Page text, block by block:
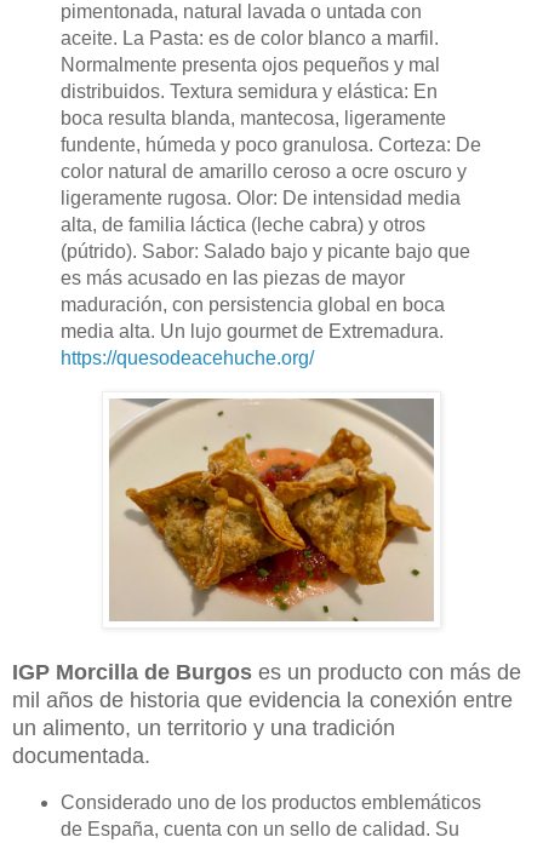
pimentonada, natural lavada o untada con
aceite. La Pasta: es de color blanco a marfil.
Normalmente presenta ojos pequeños y mal
distribuidos. Textura semidura y elástica: En
boca resulta blanda, mantecosa, ligeramente
fundente, húmeda y poco granulosa. Corteza: De
color natural de amarillo ceroso a ocre oscuro y
ligeramente rugosa. Olor: De intensidad media
alta, de familia láctica (leche cabra) y otros
(pútrido). Sabor: Salado bajo y picante bajo que
es más acusado en las piezas de mayor
maduración, con persistencia global en boca
media alta. Un lujo gourmet de Extremadura.
https://quesodeacehuche.org/
IGP Morcilla de Burgos es un producto con más de
mil años de historia que evidencia la conexión entre
un alimento, un territorio y una tradición
documentada.
Considerado uno de los productos emblemáticos
de España, cuenta con un sello de calidad. Su